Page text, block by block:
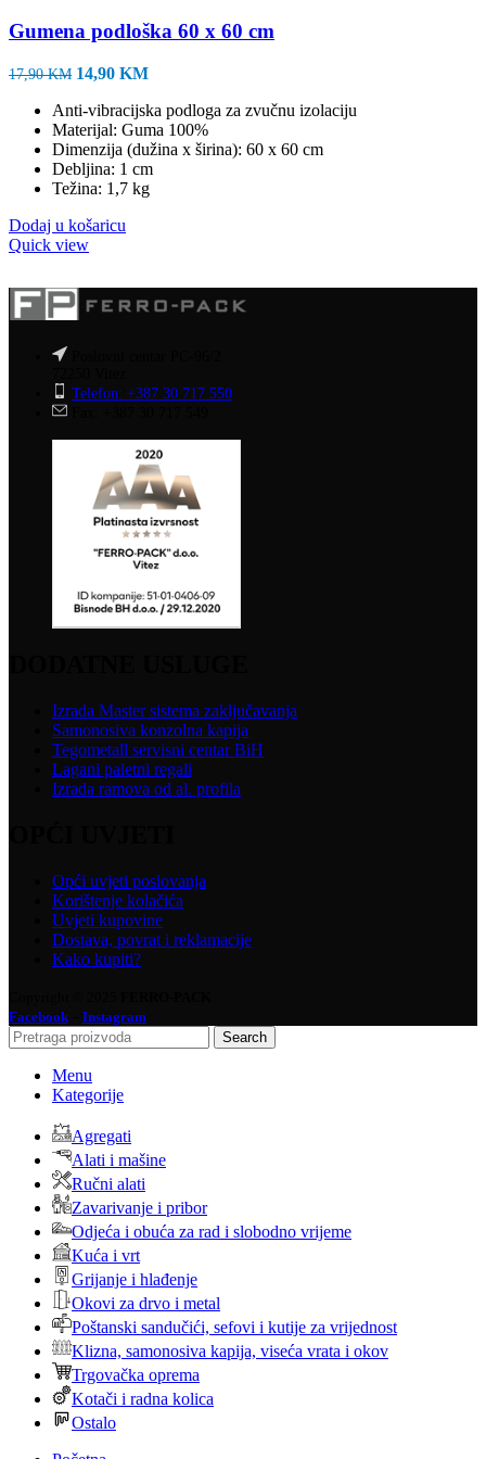
Gumena podloška 60 x 60 cm
17,90KM Izvorna
bila
je:
17,90 KM.
14,90 KMTrenutna
je:
14,90 KM.
Anti-vibracijska podloga za zvučnu izolaciju
Materijal: Guma 100%
Dimenzija (dužina x širina): 60 x 60 cm
Debljina: 1 cm
Težina: 1,7 kg
Dodaj u košaricu
Quick view
Telefon: +387 30 717 550
Izrada Master sistema zaključavanja
Samonosiva konzolna kapija
Tegometall servisni centar BiH
Lagani paletni regali
Izrada ramova od al. profila
Opći uvjeti poslovanja
Korištenje kolačića
Uvjeti kupovine
Dostava, povrat i reklamacije
Kako kupiti?
Facebook
Instagram
Search
Menu
Kategorije
Agregati
Alati i mašine
Ručni alati
Zavarivanje i pribor
Odjeća i obuća za rad i slobodno vrijeme
Kuća i vrt
Grijanje i hlađenje
Okovi za drvo i metal
Poštanski sandučići, sefovi i kutije za vrijednost
Klizna, samonosiva kapija, viseća vrata i okov
Trgovačka oprema
Kotači i radna kolica
Ostalo